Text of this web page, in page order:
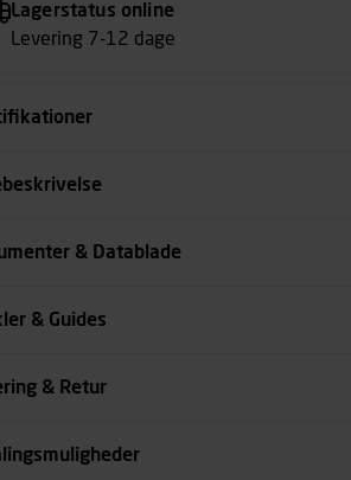
Lagerstatus online
Levering 7-12 dage
& Datablade
& Guides
& Retur